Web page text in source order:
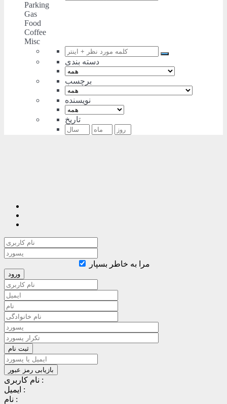
Parking
Gas
Food
Coffee
Misc
دسته بندی
برچسب
نویسنده
تاریخ
مرا به خاطر بسپار
نام کاربری :
ایمیل :
نام :